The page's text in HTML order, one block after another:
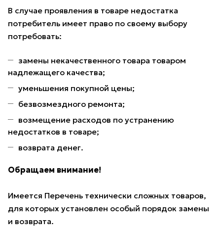
В случае проявления в товаре недостатка
потребитель имеет право по своему выбору
потребовать:
замены некачественного товара товаром
надлежащего качества;
уменьшения покупной цены;
безвозмездного ремонта;
возмещение расходов по устранению
недостатков в товаре;
возврата денег.
Обращаем внимание!
Имеется Перечень технически сложных товаров,
для которых установлен особый порядок замены
и возврата.